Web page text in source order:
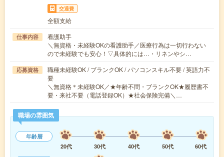
交通費
全額支給
仕事内容
看護助手
＼無資格・未経験OKの看護助手／医療行為は一切行わない
ので未経験でも安心！▽具体的には…・リネンやシ…
応募資格
職種未経験OK / ブランクOK / パソコンスキル不要 / 英語力不
要
＼無資格＊未経験OK／★年齢不問・ブランクOK★履歴書不
要・来社不要（電話登録OK）★社会保険完備＼…
職場の雰囲気
年齢層
20代
30代 40代 50代
60代